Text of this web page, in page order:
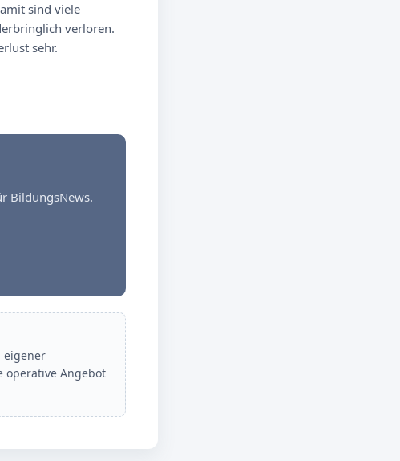
sind viele
verloren.
sehr.
BildungsNews.
eigener
operative Angebot